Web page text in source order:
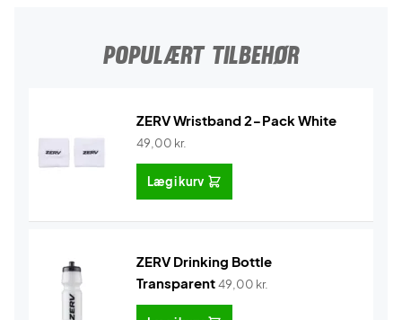
POPULÆRT TILBEHØR
ZERV Wristband 2-Pack White
49,00 kr.
Læg i kurv
ZERV Drinking Bottle
Transparent49,00 kr.